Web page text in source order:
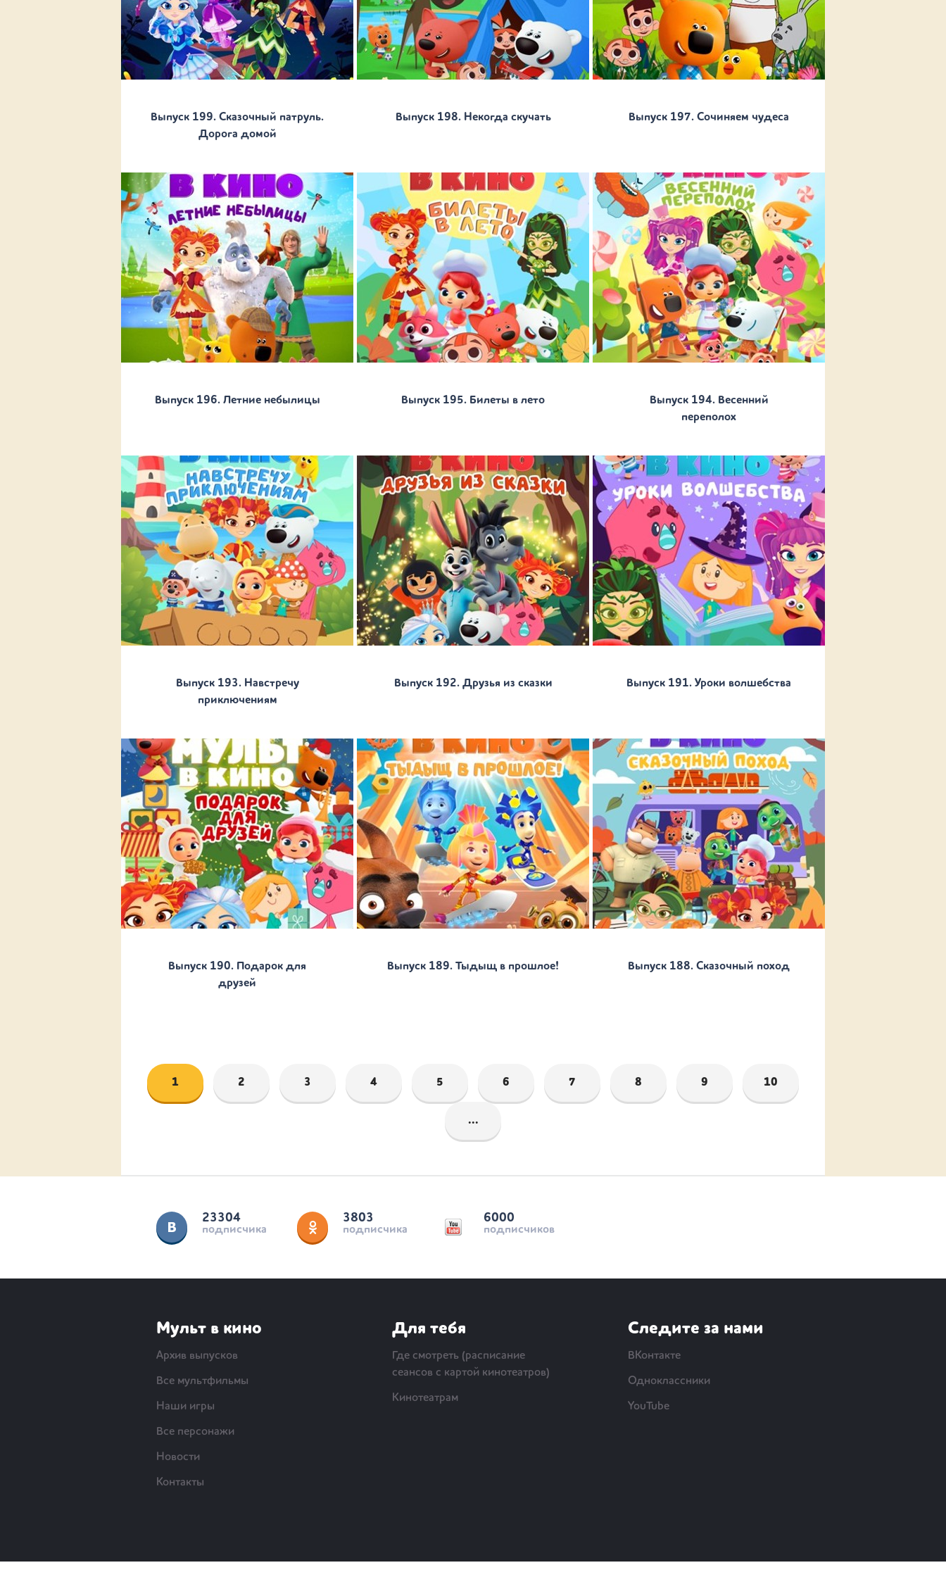
Выпуск 199. Сказочный патруль.
Дорога домой
Выпуск 198. Некогда скучать Выпуск 197. Сочиняем чудеса
Выпуск 196. Летние небылицы Выпуск 195. Билеты в лето
Выпуск 194. Весенний
переполох
Выпуск 193. Навстречу
приключениям
Выпуск 192. Друзья из сказки Выпуск 191. Уроки волшебства
Выпуск 190. Подарок для
друзей
Выпуск 189. Тыдыщ в прошлое! Выпуск 188. Сказочный поход
1 2 3 4 5 6 7 8 9 10
...
23304
подписчика
3803
подписчика
6000
подписчиков
Мульт в кино
Архив выпусков
Все мультфильмы
Наши игры
Все персонажи
Новости
Контакты
Для тебя
Где смотреть (расписание
сеансов с картой кинотеатров)
Кинотеатрам
Следите за нами
ВКонтакте
Одноклассники
YouTube